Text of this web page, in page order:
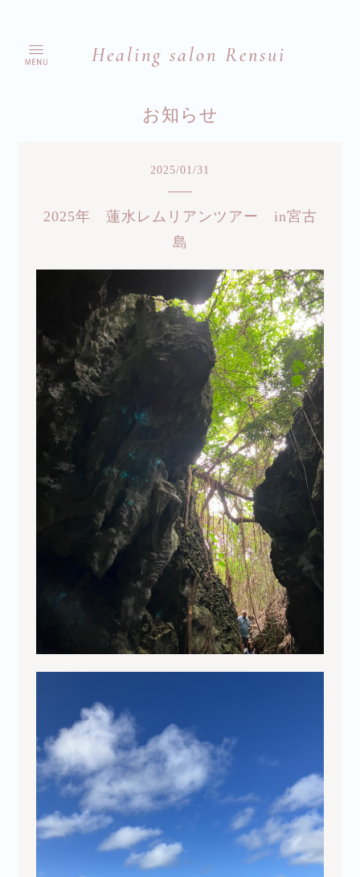
Healing salon Rensui
お知らせ
2025/01 /31
2025年 蓮水レムリアンツアー in宮古
島